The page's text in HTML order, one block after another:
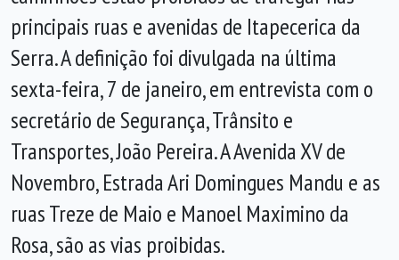
principais ruas e avenidas de Itapecerica da
Serra. A definição foi divulgada na última
sexta-feira, 7 de janeiro, em entrevista com o
secretário de Segurança, Trânsito e
Transportes, João Pereira. A Avenida XV de
Novembro, Estrada Ari Domingues Mandu e as
ruas Treze de Maio e Manoel Maximino da
Rosa, são as vias proibidas.